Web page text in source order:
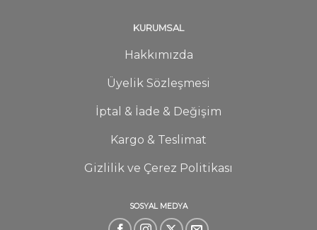
KURUMSAL
Hakkımızda
Üyelik Sözleşmesi
İptal & İade & Değişim
Kargo & Teslimat
Gizlilik ve Çerez Politikası
SOSYAL MEDYA